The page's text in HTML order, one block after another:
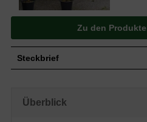
Zu den
Steckbrief
Wuchs
Überblick